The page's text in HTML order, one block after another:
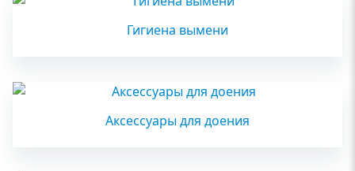
Гигиена вымени
Аксессуары для доения